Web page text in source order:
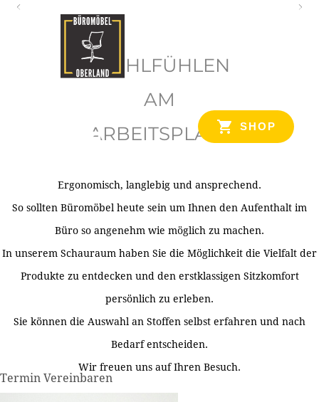
SHOP
WOHLFÜHLEN
AM
ARBEITSPLATZ
Ergonomisch, langlebig und ansprechend.
So sollten Büromöbel heute sein um Ihnen den Aufenthalt im
Büro so angenehm wie möglich zu machen.
In unserem Schauraum haben Sie die Möglichkeit die Vielfalt der
Produkte zu entdecken und den erstklassigen Sitzkomfort
persönlich zu erleben.
Sie können die Auswahl an Stoffen selbst erfahren und nach
Bedarf entscheiden.
Wir freuen uns auf Ihren Besuch.
Termin Vereinbaren